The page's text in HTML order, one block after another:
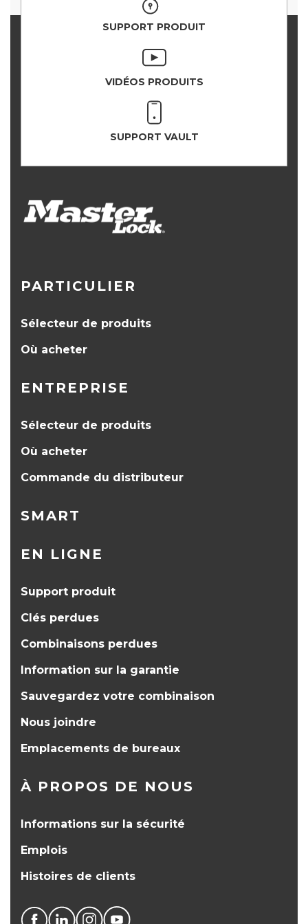
SUPPORT PRODUIT
VIDÉOS PRODUITS
SUPPORT VAULT
PARTICULIER
Sélecteur de produits
Où acheter
ENTREPRISE
Sélecteur de produits
Où acheter
Commande du distributeur
SMART
EN LIGNE
Support produit
Clés perdues
Combinaisons perdues
Information sur la garantie
Sauvegardez votre combinaison
Nous joindre
Emplacements de bureaux
À PROPOS DE NOUS
Informations sur la sécurité
Emplois
Histoires de clients